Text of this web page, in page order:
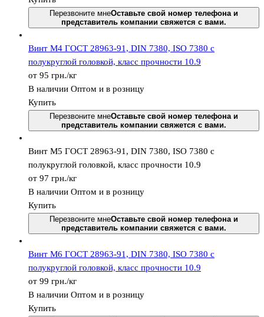
Перезвоните мнеОставьте свой номер телефона и
представитель компании свяжется с вами.
Винт М4 ГОСТ 28963-91, DIN 7380, ISO 7380 с
полукруглой головкой, класс прочности 10.9
от 95 грн./кг
В наличии Оптом и в розницу
Купить
Перезвоните мнеОставьте свой номер телефона и
представитель компании свяжется с вами.
Винт М5 ГОСТ 28963-91, DIN 7380, ISO 7380 с
полукруглой головкой, класс прочности 10.9
от 97 грн./кг
В наличии Оптом и в розницу
Купить
Перезвоните мнеОставьте свой номер телефона и
представитель компании свяжется с вами.
Винт М6 ГОСТ 28963-91, DIN 7380, ISO 7380 с
полукруглой головкой, класс прочности 10.9
от 99 грн./кг
В наличии Оптом и в розницу
Купить